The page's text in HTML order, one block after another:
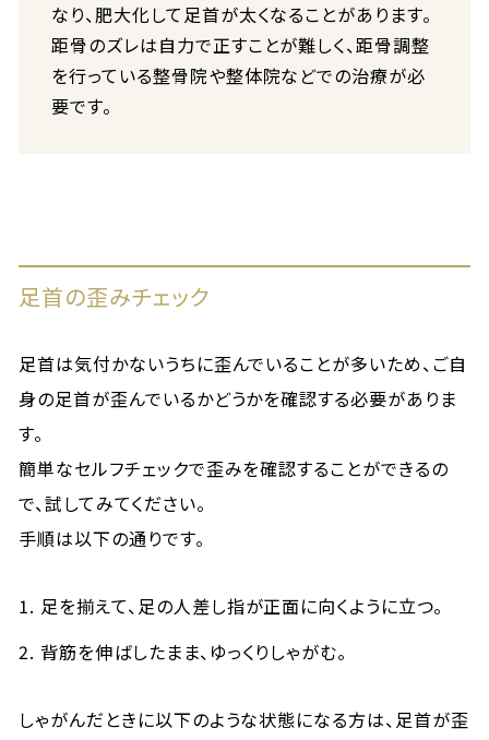
なり、肥大化して足首が太くなることがあります。
距骨のズレは自力で正すことが難しく、距骨調整
を行っている整骨院や整体院などでの治療が必
要です。
足首の歪みチェック
足首は気付かないうちに歪んでいることが多いため、ご自
身の足首が歪んでいるかどうかを確認する必要がありま
す。
簡単なセルフチェックで歪みを確認することができるの
で、試してみてください。
手順は以下の通りです。
足を揃えて、足の人差し指が正面に向くように立つ。
背筋を伸ばしたまま、ゆっくりしゃがむ。
しゃがんだときに以下のような状態になる方は、足首が歪